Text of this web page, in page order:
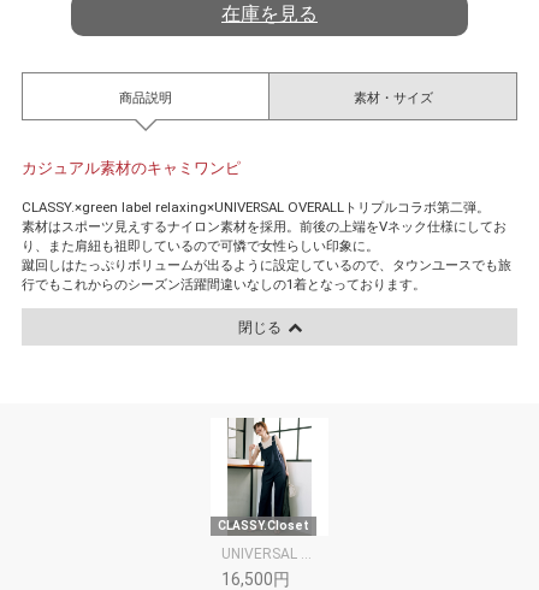
在庫を見る
商品説明
カジュアル素材のキャミワンピ
CLASSY.×green label relaxing×UNIVERSAL OVERALLトリプルコラボ第二弾。
素材はスポーツ見えするナイロン素材を採用。前後の上端をVネック仕様にしてお
り、また肩紐も祖即しているので可憐で女性らしい印象に。
蹴回しはたっぷりボリュームが出るように設定しているので、タウンユースでも旅
行でもこれからのシーズン活躍間違いなしの1着となっております。
閉じる
素材・サイズ
CLASSY.Closet
16,500円